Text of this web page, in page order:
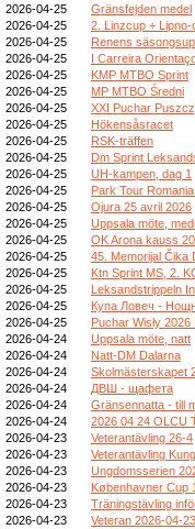
2026-04-25
Gränsfejden medel
2026-04-25
2. Linzcup + Lipno-
2026-04-25
Renens
2026-04-25
I Carreira
2026-04-25
KMP MTBO Sprint
2026-04-25
MP MTBO Średni
2026-04-25
XXI Puchar
2026-04-25
Hökensåsracet
2026-04-25
RSK-träffen
2026-04-25
Dm Sprint
2026-04-25
UH-kampen, dag 1
2026-04-25
Park Tour
2026-04-25
Ojura 25 avril 2026
2026-04-25
Uppsala möte,
2026-04-25
OK Arona kauss
2026-04-25
45. Memorijal Čika
2026-04-25
Ktn Sprint MS, 2.
2026-04-25
Leksandstrippeln
2026-04-25
Купа Ловеч -
2026-04-25
Puchar Wisły
2026-04-24
Uppsala möte, natt
2026-04-24
Natt-DM Dalarna
2026-04-24
Skolmästerskapet
2026-04-24
ДВШ - щафета
2026-04-24
Gränsennatta - till
2026-04-24
2026 04 24 OLCU
2026-04-23
Veterantävling 26-4
2026-04-23
Veterantävling
2026-04-23
Ungdomsserien
2026-04-23
Københavner Cup
2026-04-23
Träningstävling
2026-04-23
Veteran 2026-04-